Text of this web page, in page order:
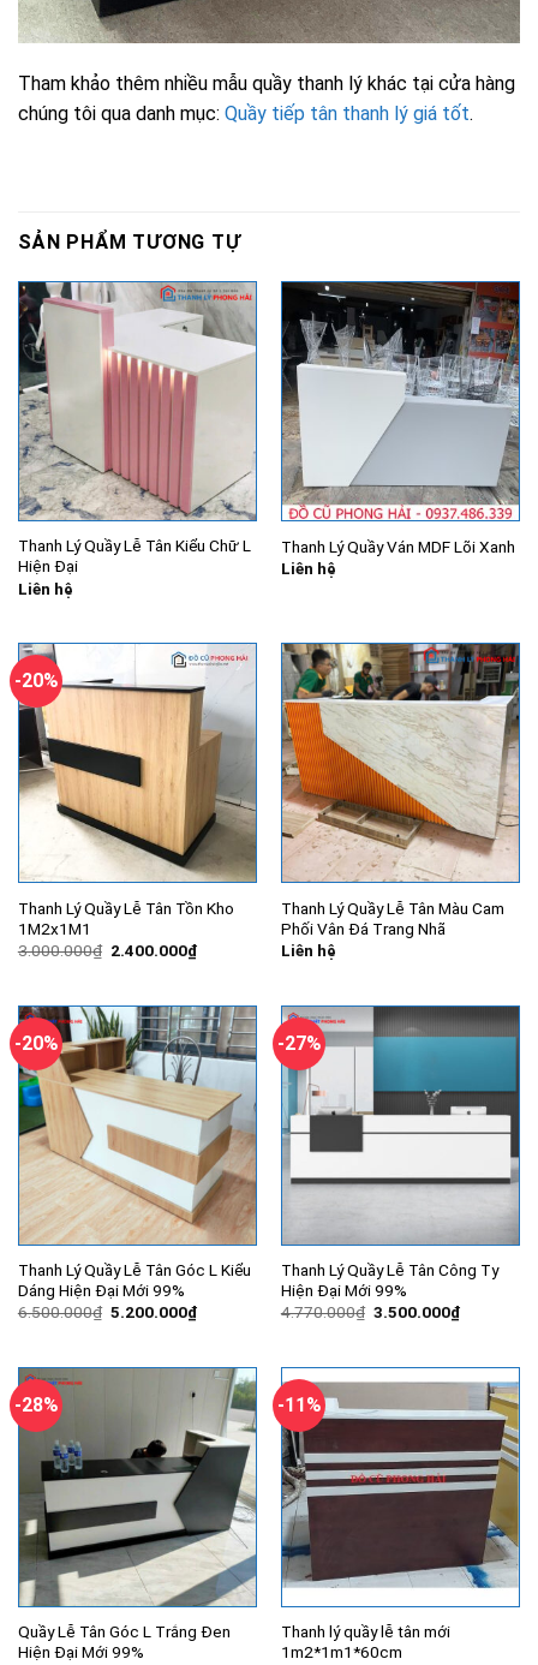
Tham khảo thêm nhiều mẫu quầy thanh lý khác tại cửa hàng
chúng tôi qua danh mục: Quầy tiếp tân thanh lý giá tốt.
SẢN PHẨM TƯƠNG TỰ
Thanh Lý Quầy Lễ Tân Kiểu Chữ L
Hiện Đại
Liên hệ
Thanh Lý Quầy Ván MDF Lõi Xanh
Liên hệ
-20%
Thanh Lý Quầy Lễ Tân Tồn Kho
1M2x1M1
3.000.000₫ Giá
2.400.000₫Giá
hiện
2.400.000₫.
Thanh Lý Quầy Lễ Tân Màu Cam
Phối Vân Đá Trang Nhã
Liên hệ
-20%
Thanh Lý Quầy Lễ Tân Góc L Kiểu
Dáng Hiện Đại Mới 99%
6.500.000₫ Giá
5.200.000₫Giá
hiện
5.200.000₫.
-27%
Thanh Lý Quầy Lễ Tân Công Ty
Hiện Đại Mới 99%
4.770.000₫ Giá
3.500.000₫Giá
hiện
-28%
Quầy Lễ Tân Góc L Trắng Đen
Hiện Đại Mới 99%
-11%
Thanh lý quầy lễ tân mới
1m2*1m1*60cm